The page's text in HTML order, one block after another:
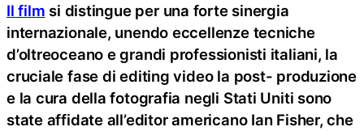
Il film si distingue per una forte sinergia
internazionale, unendo eccellenze tecniche
d’oltreoceano e grandi professionisti italiani, la
cruciale fase di editing video la post- produzione
e la cura della fotografia negli Stati Uniti sono
state affidate all’editor americano Ian Fisher, che